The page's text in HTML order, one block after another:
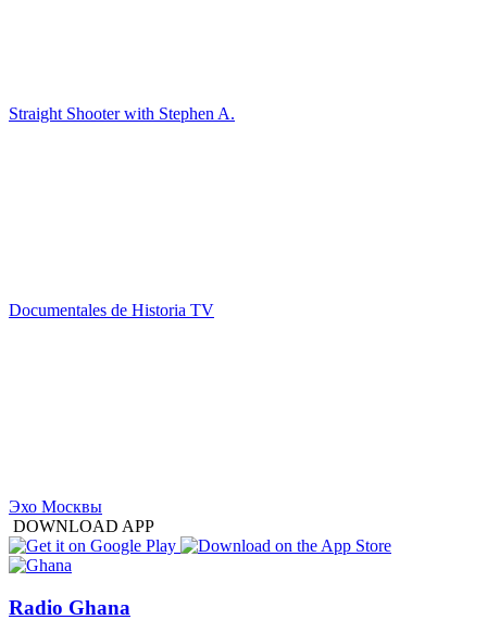
Straight Shooter with Stephen A.
Documentales de Historia TV
Эхо Москвы
DOWNLOAD APP
Radio Ghana